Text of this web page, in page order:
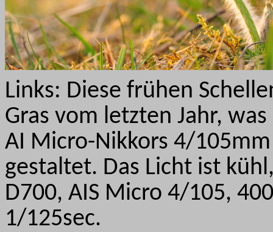
Links: Diese frühen
Gras vom letzten Jahr,
AI Micro-Nikkors 4/
gestaltet. Das Licht ist
D700, AIS Micro 4/105,
1/125sec.